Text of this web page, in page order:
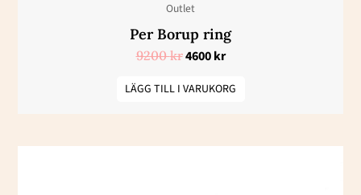
Outlet
Per Borup ring
9200kr4600kr
LÄGG TILL I VARUKORG